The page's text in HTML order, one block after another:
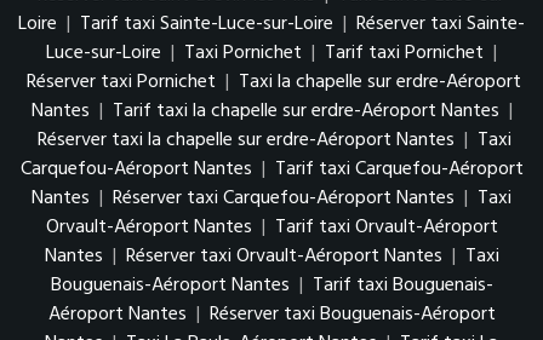
Loire | Tarif taxi Sainte-Luce-sur-Loire | Réserver taxi Sainte-
Luce-sur-Loire | Taxi Pornichet | Tarif taxi Pornichet |
Réserver taxi Pornichet | Taxi la chapelle sur erdre-Aéroport
Nantes | Tarif taxi la chapelle sur erdre-Aéroport Nantes |
Réserver taxi la chapelle sur erdre-Aéroport Nantes | Taxi
Carquefou-Aéroport Nantes | Tarif taxi Carquefou-Aéroport
Nantes | Réserver taxi Carquefou-Aéroport Nantes | Taxi
Orvault-Aéroport Nantes | Tarif taxi Orvault-Aéroport
Nantes | Réserver taxi Orvault-Aéroport Nantes | Taxi
Bouguenais-Aéroport Nantes | Tarif taxi Bouguenais-
Aéroport Nantes | Réserver taxi Bouguenais-Aéroport